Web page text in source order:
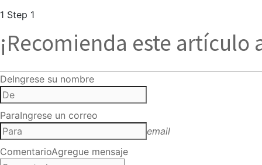
1 Step 1
¡Recomienda este artículo
DeIngrese su nombre
ParaIngrese un correo
email
ComentarioAgregue mensaje